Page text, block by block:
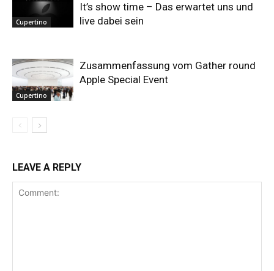
Cupertino
It’s show time – Das erwartet uns und
live dabei sein
Cupertino
Zusammenfassung vom Gather round
Apple Special Event
LEAVE A REPLY